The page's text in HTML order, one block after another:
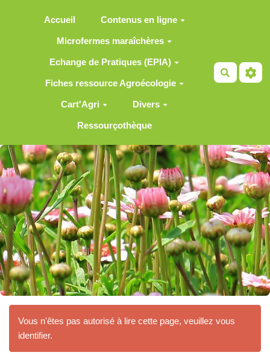
Accueil Contenus en ligne
Microfermes maraîchères
Echange de Pratiques (EPIA)
Fiches ressource Agroécologie
Cart'Agri Divers
Ressourçothèque
Vous n'êtes pas autorisé à lire cette page, veuillez vous
identifier.